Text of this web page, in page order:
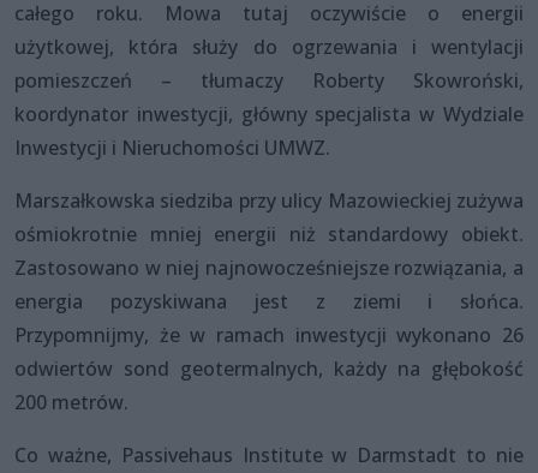
całego roku. Mowa tutaj oczywiście o energii
użytkowej, która służy do ogrzewania i wentylacji
pomieszczeń – tłumaczy Roberty Skowroński,
koordynator inwestycji, główny specjalista w Wydziale
Inwestycji i Nieruchomości UMWZ.
Marszałkowska siedziba przy ulicy Mazowieckiej zużywa
ośmiokrotnie mniej energii niż standardowy obiekt.
Zastosowano w niej najnowocześniejsze rozwiązania, a
energia pozyskiwana jest z ziemi i słońca.
Przypomnijmy, że w ramach inwestycji wykonano 26
odwiertów sond geotermalnych, każdy na głębokość
200 metrów.
Co ważne, Passivehaus Institute w Darmstadt to nie